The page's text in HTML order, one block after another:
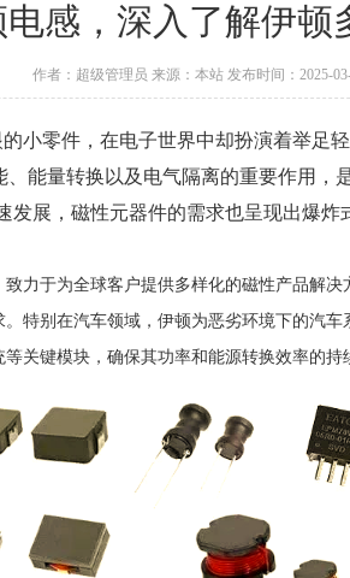
感，深入了解伊顿
作者： 超级管理员 来源： 本站 发布时间：2025-
小零件，在电子世界中却扮演着举足
、能量转换以及电气隔离的重要作用
发展，磁性元器件的需求也呈现出爆
力于为全球客户提供多样化的磁性产品解
特别在汽车领域，伊顿为恶劣环境下的汽
关键模块，确保其功率和能源转换效率的持